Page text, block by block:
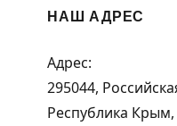
НАШ АДРЕС
Адрес:
295044,
Республика Крым,